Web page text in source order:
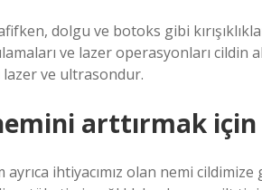
dolgu ve botoks gibi
ve lazer operasyonları cildin
ve ultrasondur.
arttırmak için
ayrıca ihtiyacımız olan nemi